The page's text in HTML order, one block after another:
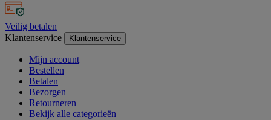
Veilig betalen
Klantenservice
Klantenservice
Mijn account
Bestellen
Betalen
Bezorgen
Retourneren
Bekijk alle categorieën